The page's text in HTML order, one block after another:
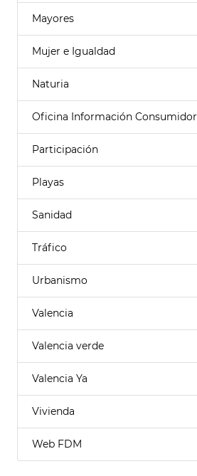
Mayores
Mujer e Igualdad
Naturia
Oficina Información Consumidor
Participación
Playas
Sanidad
Tráfico
Urbanismo
Valencia
Valencia verde
Valencia Ya
Vivienda
Web FDM